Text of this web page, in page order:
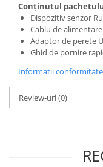
Conținutul
Dispozitiv senzor
Cablu de alimentare
Adaptor de perete
Ghid de pornire
Informatii
Review-uri(0)